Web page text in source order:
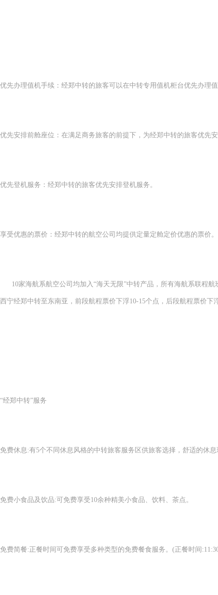
优先办理值机手续：经郑中转的旅客可以在中转专用值机柜台优先办理
优先安排前舱座位：在满足商务旅客的前提下，为经郑中转的旅客优先
优先登机服务：经郑中转的旅客优先安排登机服务。
享受优惠的票价：经郑中转的航空公司均提供定量定舱定价优惠的票价。
10家海航系航空公司均加入“海天无限”中转产品，所有海航系联程航
西宁经郑中转至东南亚，前段航程票价下浮10-15个点，后段航程票价
“经郑中转”服务
免费休息:有5个不同休息风格的中转旅客服务区供旅客选择，舒适的休
免费小食品及饮品:可免费享受10余种精美小食品、饮料、茶点。
免费简餐:正餐时间可免费享受多种类型的免费餐食服务。(正餐时间